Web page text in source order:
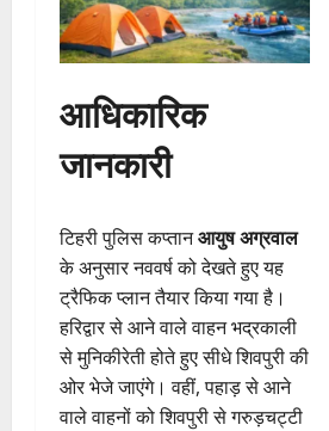
आधिकारिक
जानकारी
टिहरी पुलिस कप्तानआयुष अग्रवाल
के अनुसार नववर्ष को देखते हुए यह
ट्रैफिक प्लान तैयार किया गया है।
हरिद्वार से आने वाले वाहन भद्रकाली
से मुनिकीरेती होते हुए सीधे शिवपुरी की
ओर भेजे जाएंगे। वहीं, पहाड़ से आने
वाले वाहनों को शिवपुरी से गरुड़चट्टी